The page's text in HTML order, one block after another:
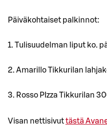
Päiväkohtaiset palkinnot:
1. Tulisuudelman liput ko.
2. Amarillo Tikkurilan
3. Rosso PIzza Tikkurilan
Visan nettisivuttästä